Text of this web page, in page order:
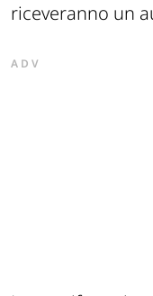
riceveranno un
ADV